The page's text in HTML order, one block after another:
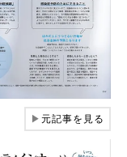
▶元記事を見る